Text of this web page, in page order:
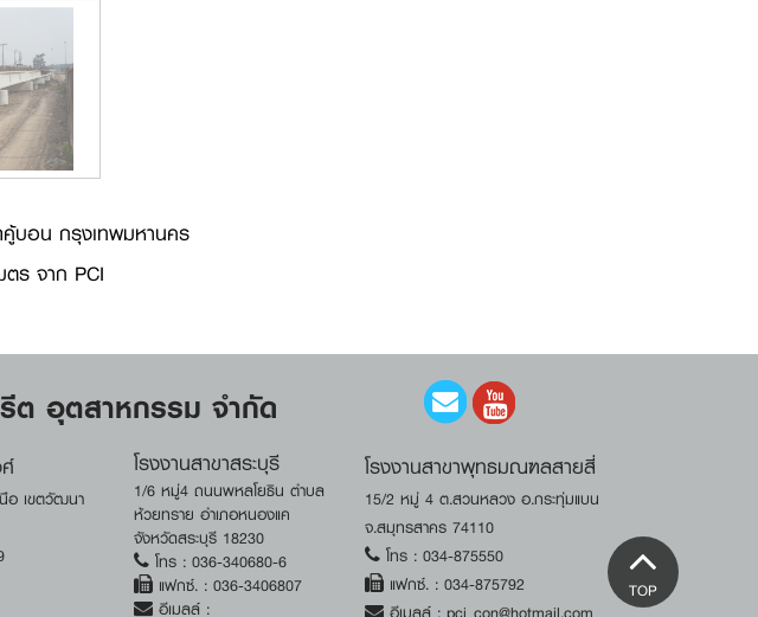
TOP
คู้บอน กรุงเทพมหานคร
ตร จาก PCI
ต อุตสาหกรรม จำกัด
อ เขตวัฒนา
โรงงานสาขาสระบุรี
1/6 หมู่4 ถนนพหลโยธิน ตำบล
ห้วยทราย อำเภอหนองแค
จังหวัดสระบุรี 18230
โทร : 036-340680-6
แฟกซ์. : 036-3406807
อีเมลล์ :
โรงงานสาขาพุทธมณฑลสายสี่
15/2 หมู่ 4 ต.สวนหลวง อ.กระทุ่มแบน
จ.สมุทรสาคร 74110
โทร : 034-875550
แฟกซ์. : 034-875792